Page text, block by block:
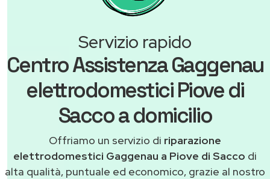
Servizio rapido
Centro Assistenza Gaggenau
elettrodomestici Piove di
Sacco a domicilio
Offriamo un servizio di riparazione
elettrodomestici Gaggenau a Piove di Sacco di
alta qualità, puntuale ed economico, grazie al nostro